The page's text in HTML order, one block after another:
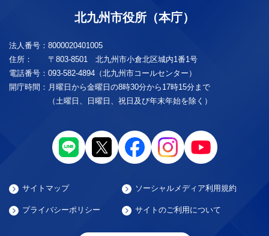
北九州市役所（本庁）
法人番号： 8000020401005
住所：
〒803-8501 北九州市小倉北区城内1番1号
電話番号： 093-582-4894（北九州市コールセンター）
開庁時間： 月曜日から金曜日の8時30分から17時15分まで
（土曜日、日曜日、祝日及び年末年始を除く）
サイトマップ ソーシャルメディア利用規約
プライバシーポリシー サイトのご利用について